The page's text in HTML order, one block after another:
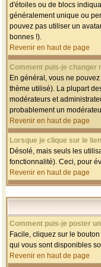
d'étoiles ou de blocs
généralement unique ou
pouvez pas utiliser un
bonnes !).
Revenir en haut de page
Comment puis-je changer
En général, vous ne
thème utilisé). La plupart
modérateurs et
probablement un
Revenir en haut de page
Lorsque je clique sur le
Désolé, mais seuls les
fonctionnalité). Ceci, pour
Revenir en haut de page
Comment puis-je poster
Facile, cliquez sur le
qui vous sont disponibles
Revenir en haut de page